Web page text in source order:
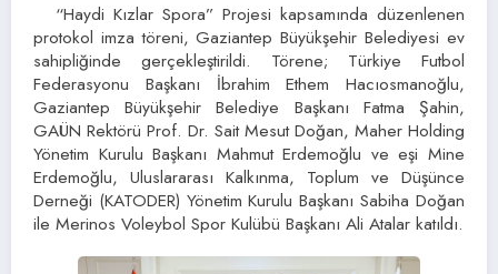
“Haydi Kızlar Spora” Projesi kapsamında düzenlenen
protokol imza töreni, Gaziantep Büyükşehir Belediyesi ev
sahipliğinde gerçekleştirildi. Törene; Türkiye Futbol
Federasyonu Başkanı İbrahim Ethem Hacıosmanoğlu,
Gaziantep Büyükşehir Belediye Başkanı Fatma Şahin,
GAÜN Rektörü Prof. Dr. Sait Mesut Doğan, Maher Holding
Yönetim Kurulu Başkanı Mahmut Erdemoğlu ve eşi Mine
Erdemoğlu, Uluslararası Kalkınma, Toplum ve Düşünce
Derneği (KATODER) Yönetim Kurulu Başkanı Sabiha Doğan
ile Merinos Voleybol Spor Kulübü Başkanı Ali Atalar katıldı.